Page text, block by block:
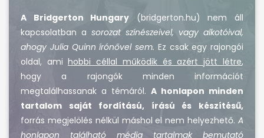
A Bridgerton Hungary (bridgerton.hu) nem áll
kapcsolatban a sorozat színészeivel, vagy alkotóival,
ahogy Julia Quinn írónővel sem. Ez csak egy rajongói
oldal, ami hobbi céllal működik és azért jött létre,
hogy a rajongók minden információt
megtalálhassanak a témáról. A honlapon minden
tartalom saját fordítású, írású és készítésű,
forrás megjelölés nélkül máshol el nem helyezhető. A
honlapon található média tartalmak bemutató